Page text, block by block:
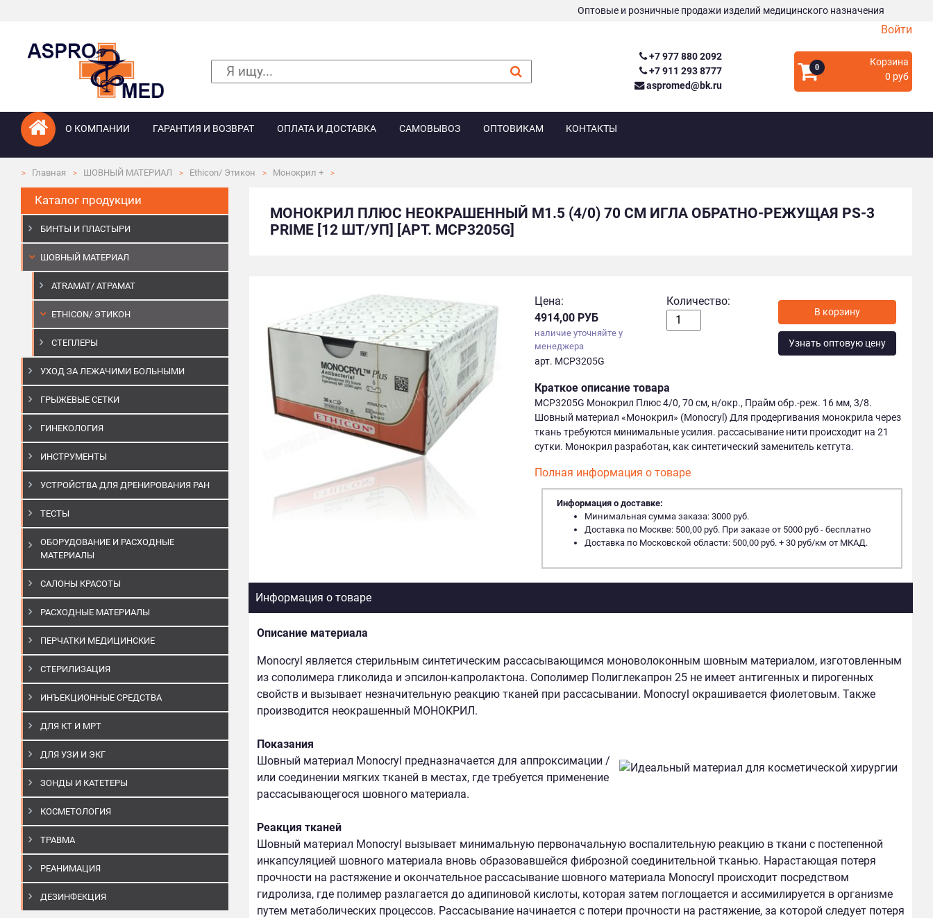
Оптовые и розничные продажи изделий медицинского назначения
Войти
+7 977 880 2092
+7 911 293 8777
aspromed@bk.ru
0
Корзина
0 руб
О КОМПАНИИ ГАРАНТИЯ И ВОЗВРАТ ОПЛАТА И ДОСТАВКА САМОВЫВОЗ ОПТОВИКАМ КОНТАКТЫ
Главная ШОВНЫЙ МАТЕРИАЛ Ethicon/ Этикон Монокрил +
Каталог продукции
БИНТЫ И ПЛАСТЫРИ
ШОВНЫЙ МАТЕРИАЛ
ATRAMAT/ АТРАМАТ
ETHICON/ ЭТИКОН
СТЕПЛЕРЫ
УХОД ЗА ЛЕЖАЧИМИ БОЛЬНЫМИ
ГРЫЖЕВЫЕ СЕТКИ
ГИНЕКОЛОГИЯ
ИНСТРУМЕНТЫ
УСТРОЙСТВА ДЛЯ ДРЕНИРОВАНИЯ РАН
ТЕСТЫ
ОБОРУДОВАНИЕ И РАСХОДНЫЕ
МАТЕРИАЛЫ
САЛОНЫ КРАСОТЫ
РАСХОДНЫЕ МАТЕРИАЛЫ
ПЕРЧАТКИ МЕДИЦИНСКИЕ
СТЕРИЛИЗАЦИЯ
ИНЪЕКЦИОННЫЕ СРЕДСТВА
ДЛЯ КТ И МРТ
ДЛЯ УЗИ И ЭКГ
ЗОНДЫ И КАТЕТЕРЫ
КОСМЕТОЛОГИЯ
ТРАВМА
РЕАНИМАЦИЯ
ДЕЗИНФЕКЦИЯ
МОНОКРИЛ ПЛЮС НЕОКРАШЕННЫЙ М1.5 (4/0) 70 СМ ИГЛА ОБРАТНО-РЕЖУЩАЯ PS-3
PRIME [12 ШТ/УП] [АРТ. MCP3205G]
Цена:
4914,00 РУБ
наличие уточняйте у
менеджера
арт. MCP3205G
Количество:
Узнать оптовую цену
Краткое описание товара
MCP3205G Монокрил Плюс 4/0, 70 см, н/окр., Прайм обр.-реж. 16 мм, 3/8.
Шовный материал «Монокрил» (Monocryl) Для продергивания монокрила через
ткань требуются минимальные усилия. рассасывание нити происходит на 21
сутки. Mонокрил разработан, как синтетический заменитель кетгута.
Полная информация о товаре
Информация о доставке:
Минимальная сумма заказа: 3000 руб.
Доставка по Москве: 500,00 руб. При заказе от 5000 руб - бесплатно
Доставка по Московской области: 500,00 руб. + 30 руб/км от МКАД.
Информация о товаре
Описание материала
Monocryl является стерильным синтетическим рассасывающимся моноволоконным шовным материалом, изготовленным
из сополимера гликолида и эпсилон-капролактона. Сополимер Полиглекапрон 25 не имеет антигенных и пирогенных
свойств и вызывает незначительную реакцию тканей при рассасывании. Monocryl окрашивается фиолетовым. Также
производится неокрашенный МОНОКРИЛ.
Показания
Шовный материал Monocryl предназначается для аппроксимации /
или соединении мягких тканей в местах, где требуется применение
рассасывающегося шовного материала.
Реакция тканей
Шовный материал Monocryl вызывает минимальную первоначальную воспалительную реакцию в ткани с постепенной
инкапсуляцией шовного материала вновь образовавшейся фиброзной соединительной тканью. Нарастающая потеря
прочности на растяжение и окончательное рассасывание шовного материала Monocryl происходит посредством
гидролиза, где полимер разлагается до адипиновой кислоты, которая затем поглощается и ассимилируется в организме
путем метаболических процессов. Рассасывание начинается с потери прочности на растяжение, за которой следует потеря